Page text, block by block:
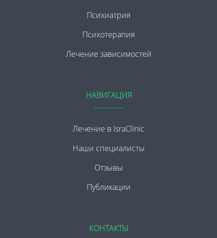
Психиатрия
Психотерапия
Лечение зависимостей
НАВИГАЦИЯ
Лечение в IsraClinic
Наши специалисты
Отзывы
Публикации
КОНТАКТЫ